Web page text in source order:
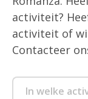
activiteit?
activiteit of
Contacteer